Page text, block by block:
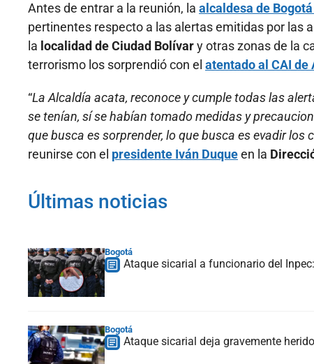
Antes de entrar a la reunión, la alcaldesa de
pertinentes respecto a las alertas emitidas por las
la localidad de Ciudad Bolívary otras zonas de la
terrorismo los sorprendió con el atentado al CAI
“La Alcaldía acata, reconoce y cumple todas las
se tenían, sí se habían tomado medidas y
que busca es sorprender, lo que busca es evadir los
reunirse con el presidente Iván Duqueen la
Últimas noticias
Bogotá
Ataque sicarial a funcionario del
Bogotá
Ataque sicarial deja gravemente